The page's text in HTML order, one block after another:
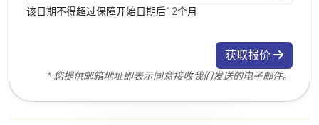
该日期不得超过保障开始日期后12个月
获取报价
* 您提供邮箱地址即表示同意接收我们发送的电子邮件。